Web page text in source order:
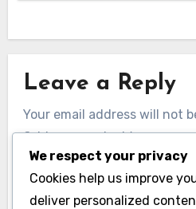
Leave a Reply
Your email address will not
fields are marked*
We respect your privacy
Cookies help us improve
deliver personalized